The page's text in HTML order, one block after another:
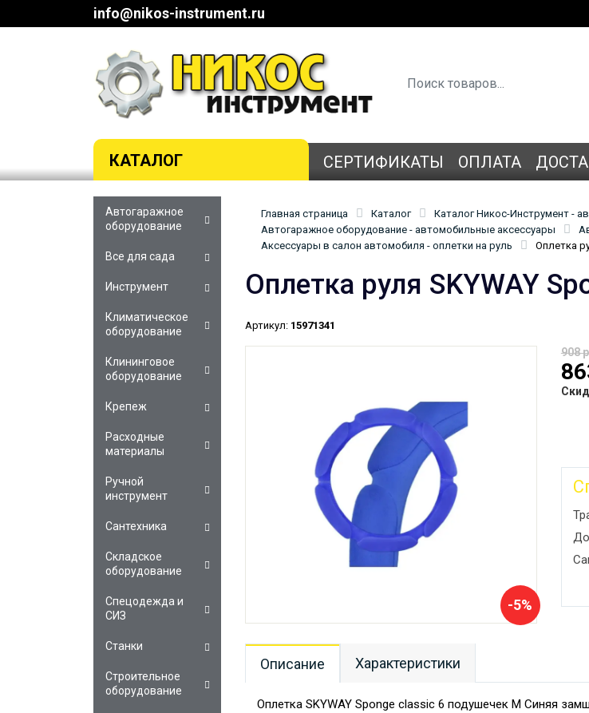
info@nikos-instrument.ru
КАТАЛОГ СЕРТИФИКАТЫ ОПЛАТА
Главная страница Каталог
Каталог Никос-Инструмент -
Автогаражное оборудование - автомобильные аксессуары
Аксессуары в салон автомобиля - оплетки на руль
Оплетка
Оплетка руля SKYWAY
Артикул: 15971341
-5%
908
Описание Характеристики
Оплетка SKYWAY Sponge classic 6 подушечек M Синяя
Автогаражное
оборудование
Все для сада
Инструмент
Климатическое
оборудование
Клининговое
оборудование
Крепеж
Расходные
материалы
Ручной
инструмент
Сантехника
Складское
оборудование
Спецодежда и
СИЗ
Станки
Строительное
оборудование